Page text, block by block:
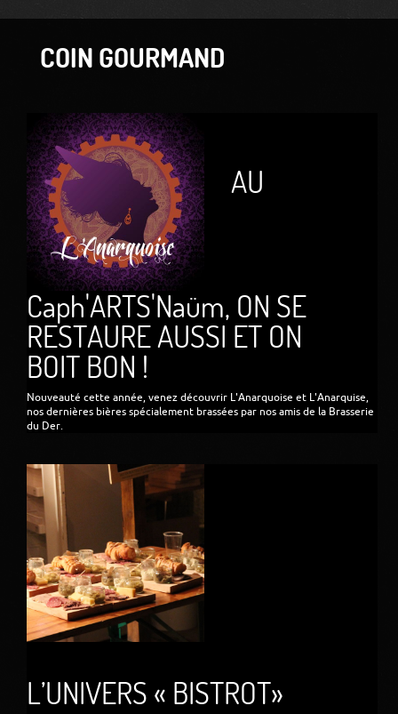
COIN GOURMAND
AU
Caph'ARTS'Naüm, ON SE
RESTAURE AUSSI ET ON
BOIT BON !
Nouveauté cette année, venez découvrir L'Anarquoise et L'Anarquise,
nos dernières bières spécialement brassées par nos amis de la Brasserie
du Der.
L’UNIVERS « BISTROT»